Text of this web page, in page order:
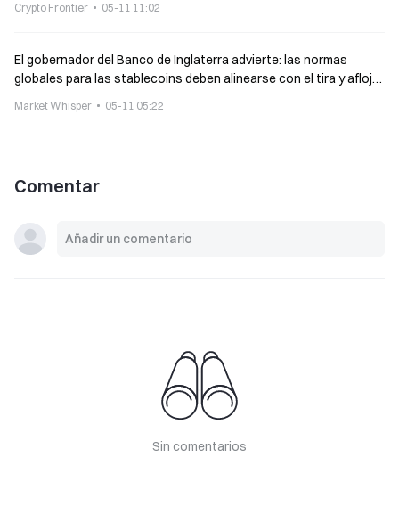
Crypto Frontier 05-11 11:02
El gobernador del Banco de Inglaterra advierte: las normas
globales para las stablecoins deben alinearse con el tira y afloja
Market Whisper 05-11 05:22
Comentar
Sin comentarios